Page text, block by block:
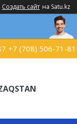
Создать сайт на Satu.kz
+7 (708) 506-71-81